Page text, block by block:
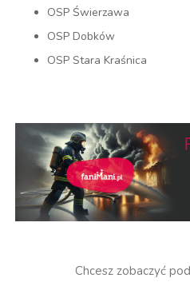
OSP Świerzawa
OSP Dobków
OSP Stara Kraśnica
Chcesz zobaczyć